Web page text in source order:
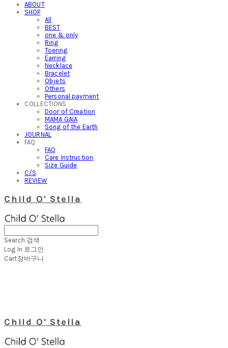
ABOUT
SHOP
All
BEST
one & only
Ring
Toering
Earring
Necklace
Bracelet
Objets
Others
Personal payment
COLLECTIONS
Door of Creation
MAMA GAIA
Song of the Earth
JOURNAL
FAQ
FAQ
Care Instruction
Size Guide
C/S
REVIEW
Child O' Stella
Search 검색
Log In 로그인
Cart장바구니
Child O' Stella